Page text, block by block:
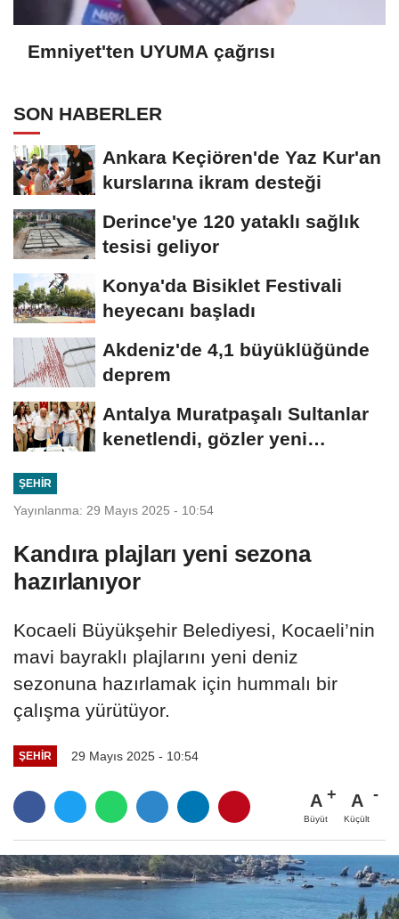
Emniyet'ten UYUMA çağrısı
SON HABERLER
Ankara Keçiören'de Yaz Kur'an
kurslarına ikram desteği
Derince'ye 120 yataklı sağlık
tesisi geliyor
Konya'da Bisiklet Festivali
heyecanı başladı
Akdeniz'de 4,1 büyüklüğünde
deprem
Antalya Muratpaşalı Sultanlar
kenetlendi, gözler yeni
ŞEHIR
Yayınlanma: 29 Mayıs 2025 - 10:54
Kandıra plajları yeni sezona
hazırlanıyor
Kocaeli Büyükşehir Belediyesi, Kocaeli’nin
mavi bayraklı plajlarını yeni deniz
sezonuna hazırlamak için hummalı bir
çalışma yürütüyor.
ŞEHIR 29 Mayıs 2025 - 10:54
A
Büyüt
A
Küçült